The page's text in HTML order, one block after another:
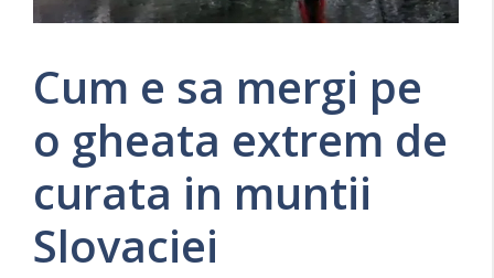
Cum e sa mergi pe
o gheata extrem de
curata in muntii
Slovaciei